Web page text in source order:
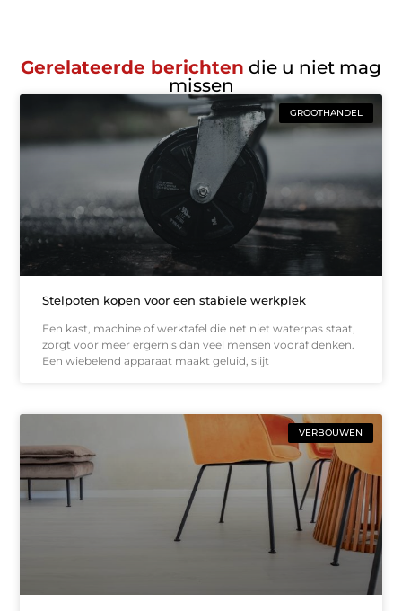
Gerelateerde berichten die u niet mag
missen
GROOTHANDEL
Stelpoten kopen voor een stabiele werkplek
Een kast, machine of werktafel die net niet waterpas staat,
zorgt voor meer ergernis dan veel mensen vooraf denken.
Een wiebelend apparaat maakt geluid, slijt
VERBOUWEN